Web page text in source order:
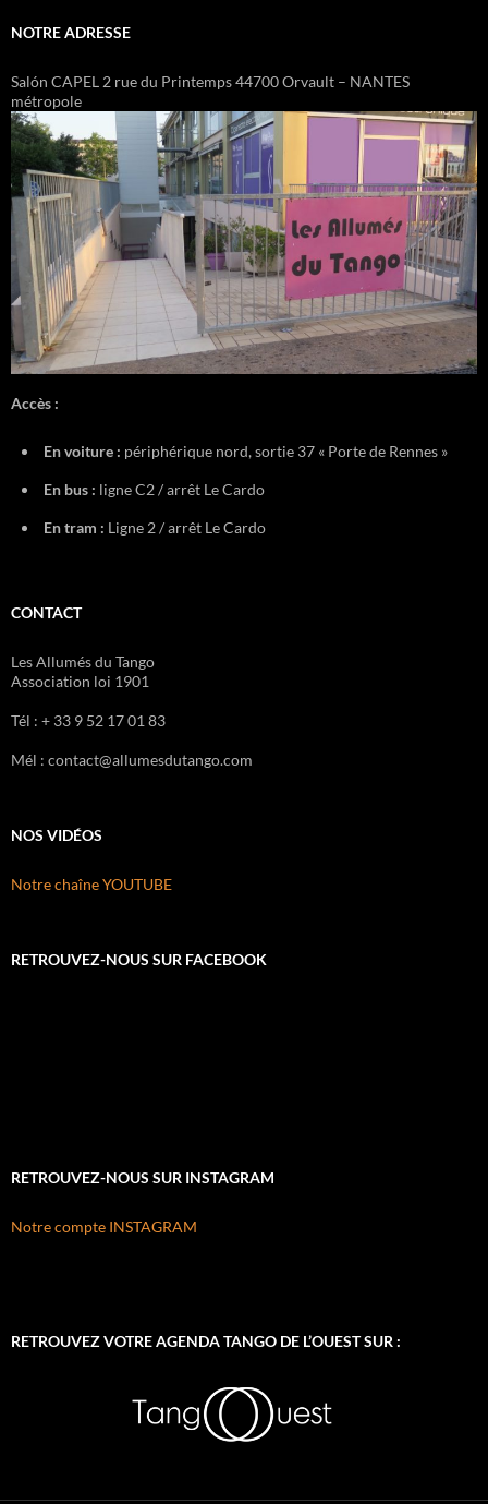
NOTRE ADRESSE
Salón CAPEL 2 rue du Printemps 44700 Orvault – NANTES
métropole
Accès :
En voiture : périphérique nord, sortie 37 « Porte de Rennes »
En bus : ligne C2 / arrêt Le Cardo
En tram : Ligne 2 / arrêt Le Cardo
CONTACT
Les Allumés du Tango
Association loi 1901
Tél : + 33 9 52 17 01 83
Mél : contact@allumesdutango.com
NOS VIDÉOS
Notre chaîne YOUTUBE
RETROUVEZ-NOUS SUR FACEBOOK
RETROUVEZ-NOUS SUR INSTAGRAM
Notre compte INSTAGRAM
RETROUVEZ VOTRE AGENDA TANGO DE L’OUEST SUR :